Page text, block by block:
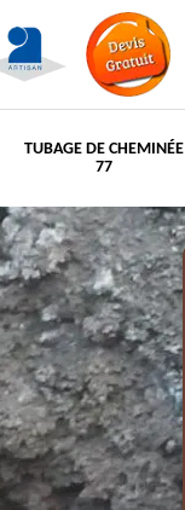
TUBAGE DE CHEMINÉE
77